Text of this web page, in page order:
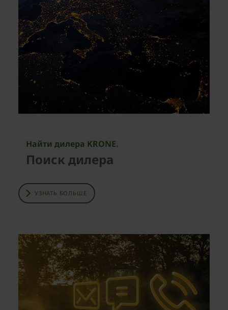
Найти дилера KRONE.
Поиск дилера
УЗНАТЬ БОЛЬШЕ